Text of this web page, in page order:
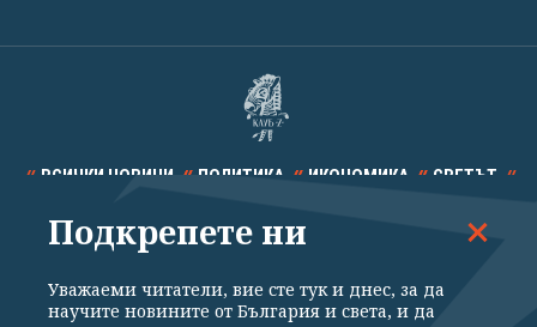
ВСИЧКИ НОВИНИ ПОЛИТИКА ИКОНОМИКА СВЕТЪТ
СПОРТ КУЛТУРА ТЕХНОЛОГИИ КАЛЕЙДОСКОП
Подкрепете ни
Уважаеми читатели, вие сте тук и днес, за да
научите новините от България и света, и да